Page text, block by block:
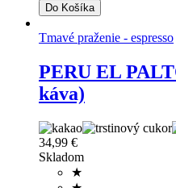
Tmavé praženie - espresso
PERU EL
káva)
34,99 €
Skladom
★